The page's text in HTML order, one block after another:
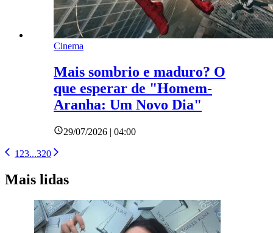
Cinema
Mais sombrio e maduro? O
que esperar de "Homem-
Aranha: Um Novo Dia"
29/07/2026 | 04:00
1 23...320
Mais lidas